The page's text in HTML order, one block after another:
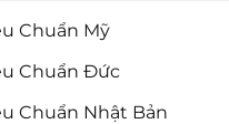
Chuẩn Mỹ
Chuẩn Đức
Chuẩn Nhật Bản